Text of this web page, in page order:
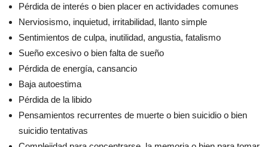
Pérdida de interés o bien placer en actividades comunes
Nerviosismo, inquietud, irritabilidad, llanto simple
Sentimientos de culpa, inutilidad, angustia, fatalismo
Sueño excesivo o bien falta de sueño
Pérdida de energía, cansancio
Baja autoestima
Pérdida de la libido
Pensamientos recurrentes de muerte o bien suicidio o bien
suicidio tentativas